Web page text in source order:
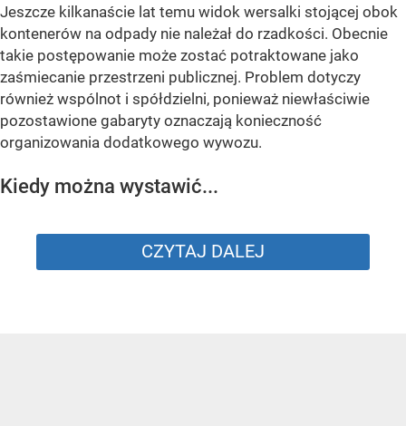
Jeszcze kilkanaście lat temu widok wersalki stojącej obok
kontenerów na odpady nie należał do rzadkości. Obecnie
takie postępowanie może zostać potraktowane jako
zaśmiecanie przestrzeni publicznej. Problem dotyczy
również wspólnot i spółdzielni, ponieważ niewłaściwie
pozostawione gabaryty oznaczają konieczność
organizowania dodatkowego wywozu.
Kiedy można wystawić...
CZYTAJ DALEJ